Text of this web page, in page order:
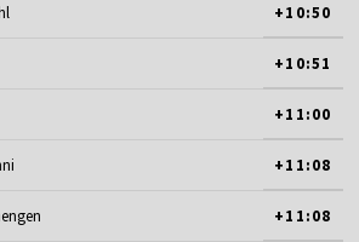
+10:50
+10:51
+11:00
+11:08
+11:08